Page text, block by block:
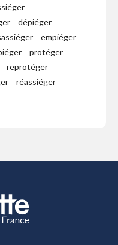
dépiéger
empiéger
protéger
reprotéger
réassiéger